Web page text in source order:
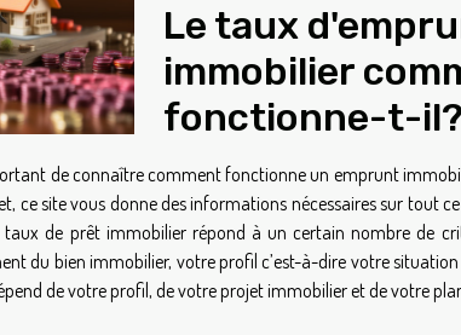
Le taux
immobilier
fonctionne-t-il?
de connaître comment fonctionne un emprunt
ce site vous donne des informations nécessaires sur tout
de prêt immobilier répond à un certain nombre de
du bien immobilier, votre profil c’est-à-dire votre
de votre profil, de votre projet immobilier et de votre